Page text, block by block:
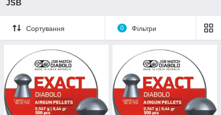
JSB
Сортування 0 Фільтри